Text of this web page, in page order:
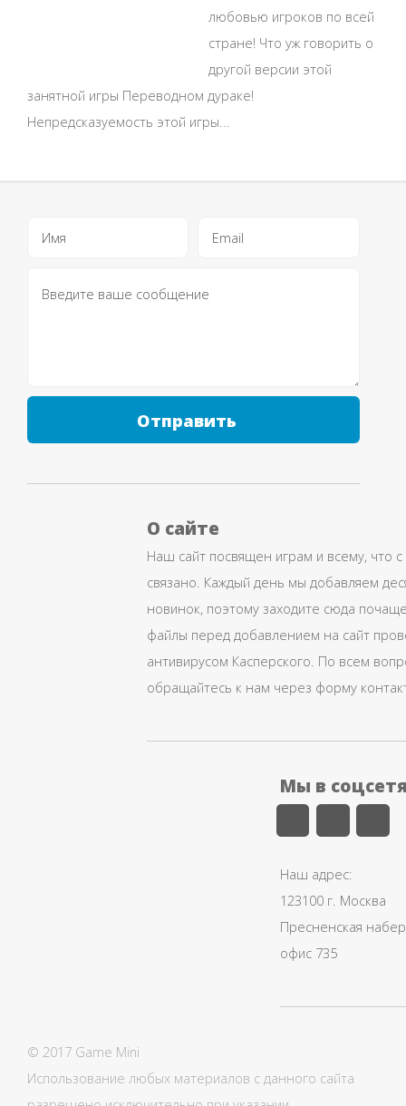
любовью игроков по всей
стране! Что уж говорить о
другой версии этой
занятной игры Переводном дураке!
Непредсказуемость этой игры...
Отправить
О сайте
Наш сайт посвящен играм и всему, что
связано. Каждый день мы добавляем
новинок, поэтому заходите сюда
файлы перед добавлением на сайт
антивирусом Касперского. По всем
обращайтесь к нам через форму
Мы в
Наш адрес:
123100 г. Москва
Пресненская
офис 735
© 2017 Game Mini
Использование любых материалов с данного сайта